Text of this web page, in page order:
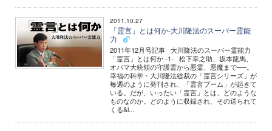
2011.10.27
「霊言」とは何か-大川隆法のスーパー霊能
力
2011年12月号記事 大川隆法のスーパー霊能力
「霊言」とは何か -1- 松下幸之助、坂本龍馬、
オバマ大統領の守護霊から悪霊、悪魔まで──。
幸福の科学・大川隆法総裁の「霊言シリーズ」が
毎週のように発刊され、「霊言ブーム」が起きて
いる。だが、いったい「霊言」とは、どのような
ものなのか。どのように収録され、その送られて
くる&l...